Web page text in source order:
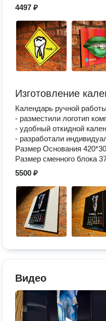
4497 ₽
Изготовление
Календарь ручной
- разместили логотип
- удобный откидной
- разработали
Размер Основания
Размер сменного блока
5500 ₽
Видео